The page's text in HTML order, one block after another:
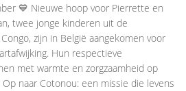
💙 Nieuwe hoop voor Pierrette en
twee jonge kinderen uit de
zijn in België aangekomen voor
Hun respectieve
met warmte en zorgzaamheid op
naar Cotonou: een missie die levens